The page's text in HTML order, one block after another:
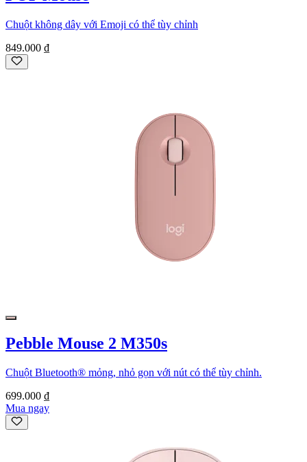
Chuột không dây với Emoji có thể tùy chỉnh
849.000 ₫
Pebble Mouse 2 M350s
Chuột Bluetooth® mỏng, nhỏ gọn với nút có thể tùy chỉnh.
699.000 ₫
Mua ngay